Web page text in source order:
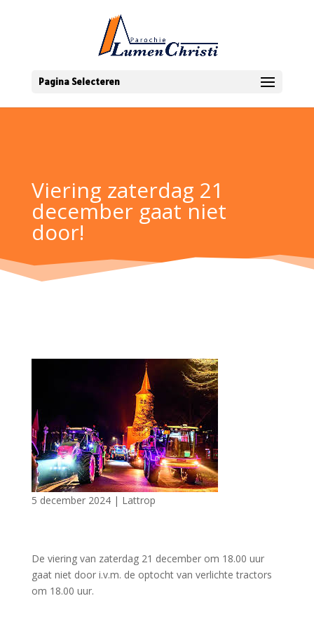
Pagina Selecteren
Viering zaterdag 21
december gaat niet
door!
5 december 2024| Lattrop
De viering van zaterdag 21 december om 18.00 uur
gaat niet door i.v.m. de optocht van verlichte tractors
om 18.00 uur.